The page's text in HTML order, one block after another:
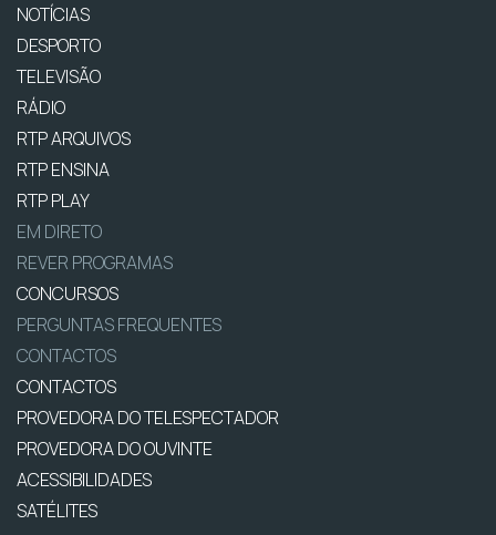
NOTÍCIAS
DESPORTO
TELEVISÃO
RÁDIO
RTP ARQUIVOS
RTP ENSINA
RTP PLAY
EM DIRETO
REVER PROGRAMAS
CONCURSOS
PERGUNTAS FREQUENTES
CONTACTOS
CONTACTOS
PROVEDORA DO TELESPECTADOR
PROVEDORA DO OUVINTE
ACESSIBILIDADES
SATÉLITES